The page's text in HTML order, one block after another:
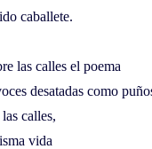
caballete.
las calles el poema
desatadas como
calles,
vida